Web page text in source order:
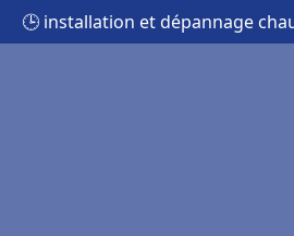
🕒 installation et dépannage